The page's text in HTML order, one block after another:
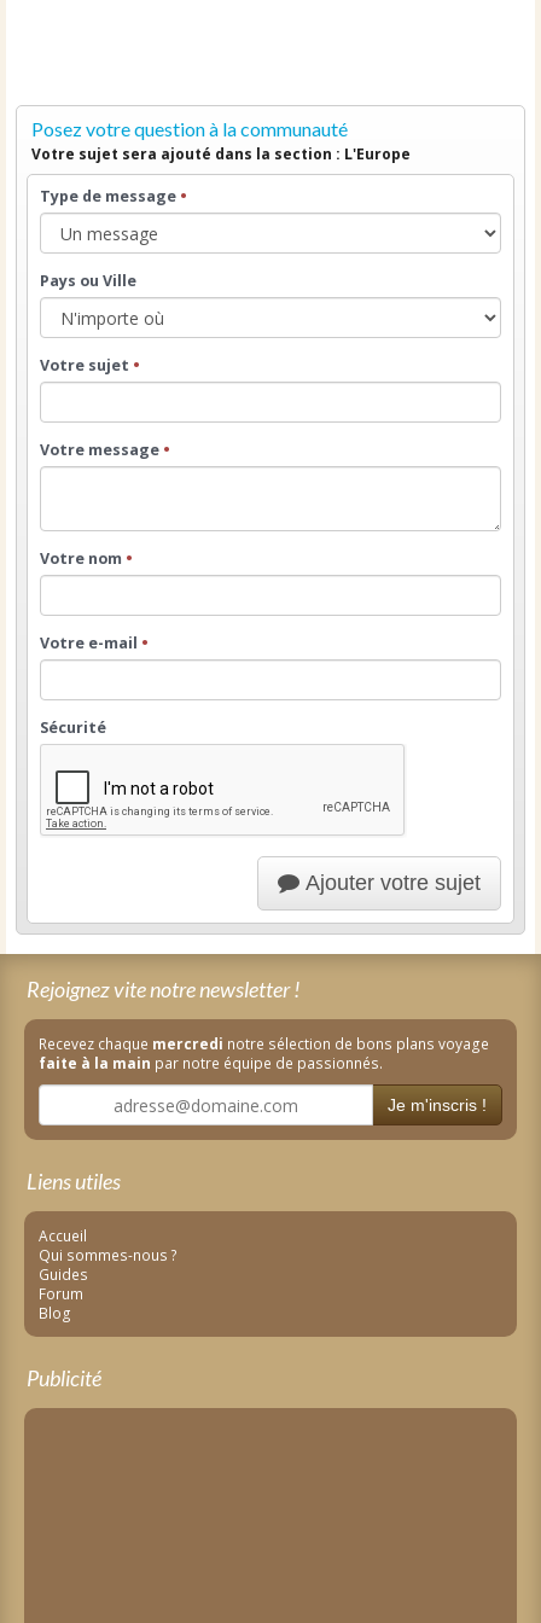
Posez votre question à la communauté
Votre sujet sera ajouté dans la section : L'Europe
Type de message •
Pays ou Ville
Votre sujet •
Votre message •
Votre nom •
Votre e-mail •
Sécurité
Ajouter votre sujet
Rejoignez vite notre newsletter !
Recevez chaque mercredi notre sélection de bons plans voyage
faite à la main par notre équipe de passionnés.
Je m'inscris !
Liens utiles
Accueil
Qui sommes-nous ?
Guides
Forum
Blog
Publicité